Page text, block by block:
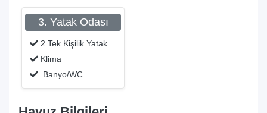
3. Yatak Odası
2 Tek Kişilik Yatak
Klima
Banyo/WC